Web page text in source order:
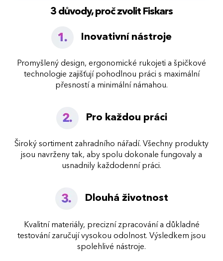
3 důvody, proč zvolit Fiskars
Inovativní nástroje
Promyšlený design, ergonomické rukojeti a špičkové
technologie zajišťují pohodlnou práci s maximální
přesností a minimální námahou.
Pro každou práci
Široký sortiment zahradního nářadí. Všechny produkty
jsou navrženy tak, aby spolu dokonale fungovaly a
usnadnily každodenní práci.
Dlouhá životnost
Kvalitní materiály, precizní zpracování a důkladné
testování zaručují vysokou odolnost. Výsledkem jsou
spolehlivé nástroje.